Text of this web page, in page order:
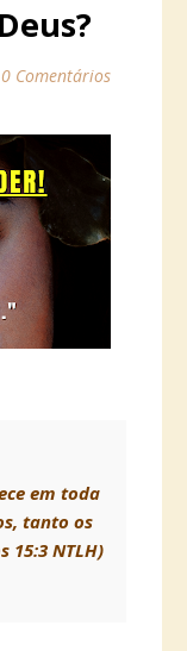
0 Comentários
em toda
tanto os
15:3 NTLH)